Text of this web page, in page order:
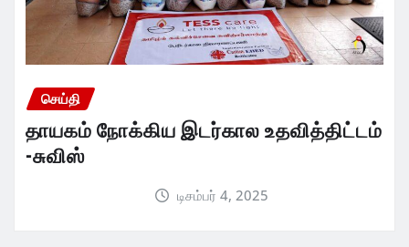
செய்தி
தாயகம் நோக்கிய இடர்கால உதவித்திட்டம்
-சுவிஸ்
டிசம்பர் 4, 2025